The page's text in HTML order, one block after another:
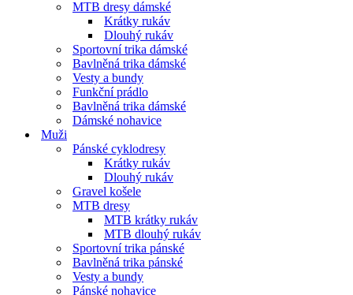
MTB dresy dámské
Krátky rukáv
Dlouhý rukáv
Sportovní trika dámské
Bavlněná trika dámské
Vesty a bundy
Funkční prádlo
Bavlněná trika dámské
Dámské nohavice
Muži
Pánské cyklodresy
Krátky rukáv
Dlouhý rukáv
Gravel košele
MTB dresy
MTB krátky rukáv
MTB dlouhý rukáv
Sportovní trika pánské
Bavlněná trika pánské
Vesty a bundy
Pánské nohavice